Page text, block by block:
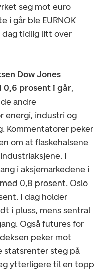
seg mot euro
i går ble EURNOK
dag tidlig litt over
Dow Jones
0,6 prosent i går,
andre
energi, industri og
Kommentatorer peker
om at flaskehalsene
I
i aksjemarkedene i
0,8 prosent. Oslo
I dag holder
i pluss, mens sentral
Også futures for
peker mot
statsrenter steg på
ytterligere til en topp